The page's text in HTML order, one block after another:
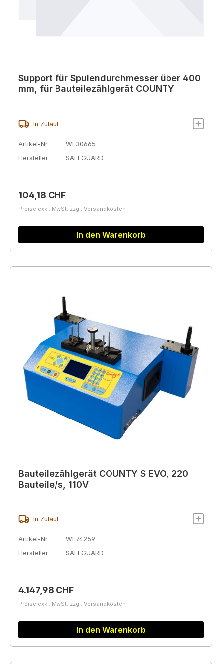
Support für Spulendurchmesser über 400
mm, für Bauteilezählgerät COUNTY
In Zulauf
Artikel-Nr.
WL30665
Hersteller
SAFEGUARD
Regulärer Preis:
104,18 CHF
Preise exkl. MwSt. zzgl. Versandkosten
In den Warenkorb
Bauteilezählgerät COUNTY S EVO, 220
Bauteile/s, 110V
In Zulauf
Artikel-Nr.
WL74259
Hersteller
SAFEGUARD
Regulärer Preis:
4.147,98 CHF
Preise exkl. MwSt. zzgl. Versandkosten
In den Warenkorb